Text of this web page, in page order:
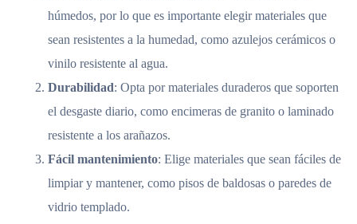
húmedos, por lo que es importante elegir materiales que
sean resistentes a la humedad, como azulejos cerámicos o
vinilo resistente al agua.
Durabilidad: Opta por materiales duraderos que soporten
el desgaste diario, como encimeras de granito o laminado
resistente a los arañazos.
Fácil mantenimiento: Elige materiales que sean fáciles de
limpiar y mantener, como pisos de baldosas o paredes de
vidrio templado.